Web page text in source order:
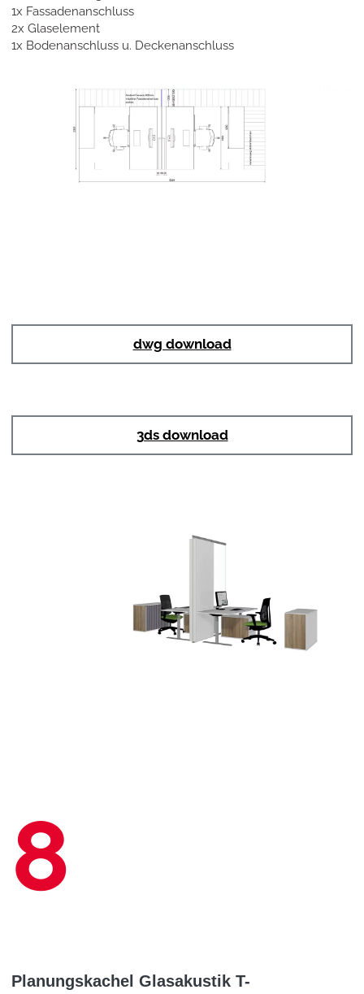
1x Fassadenanschluss
2x Glaselement
1x Bodenanschluss u. Deckenanschluss
dwg download
3ds download
8
Planungskachel Glasakustik T-